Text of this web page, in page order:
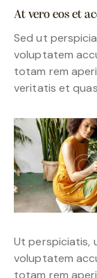
At vero eos et
Sed ut
voluptatem
totam rem
veritatis et
Ut perspiciatis,
voluptatem
totam rem